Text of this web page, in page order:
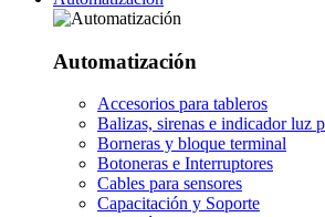
Automatización
Accesorios para tableros
Balizas, sirenas e indicador luz
Borneras y bloque terminal
Botoneras e Interruptores
Cables para sensores
Capacitación y Soporte